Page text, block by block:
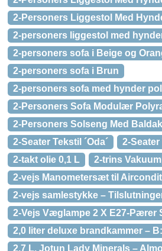
2-Personers Liggestol Med
2-personers liggestol med
2-personers sofa i Beige og
2-personers sofa i Brun
2-personers sofa med hynder
2-Personers Sofa Modulær
2-Personers Solseng Med
2-Seater Tekstil ´Oda´
2-Seater
2-takt olie 0,1 L
2-trins
2-vejs Manometersæt til
2-vejs samlestykke –
2-Vejs Væglampe 2 X E27-Pærer
2,0 liter deluxe brandkammer –
2,7 L. Jotun Lady Minerals –